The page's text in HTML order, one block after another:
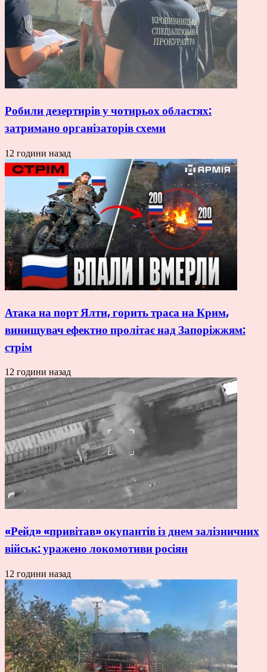
Робили дезертирів у чотирьох областях:
затримано організаторів схеми
12 години назад
Атака на порт Ялти, горить траса на Крим,
винищувач ефектно пролітає над Запоріжжям:
стрім
12 години назад
«Рейд» «привітав» окупантів із днем залізничних
військ: уражено локомотиви росіян
12 години назад